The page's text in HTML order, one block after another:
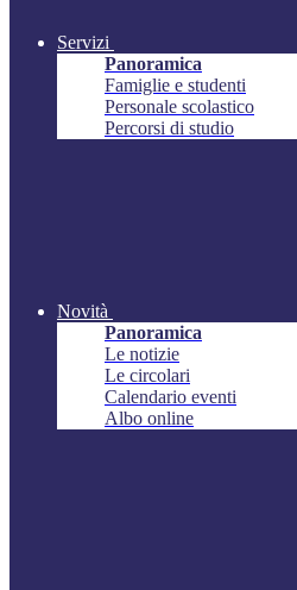
Servizi
Panoramica
Famiglie e studenti
Personale scolastico
Percorsi di studio
Novità
Panoramica
Le notizie
Le circolari
Calendario eventi
Albo online